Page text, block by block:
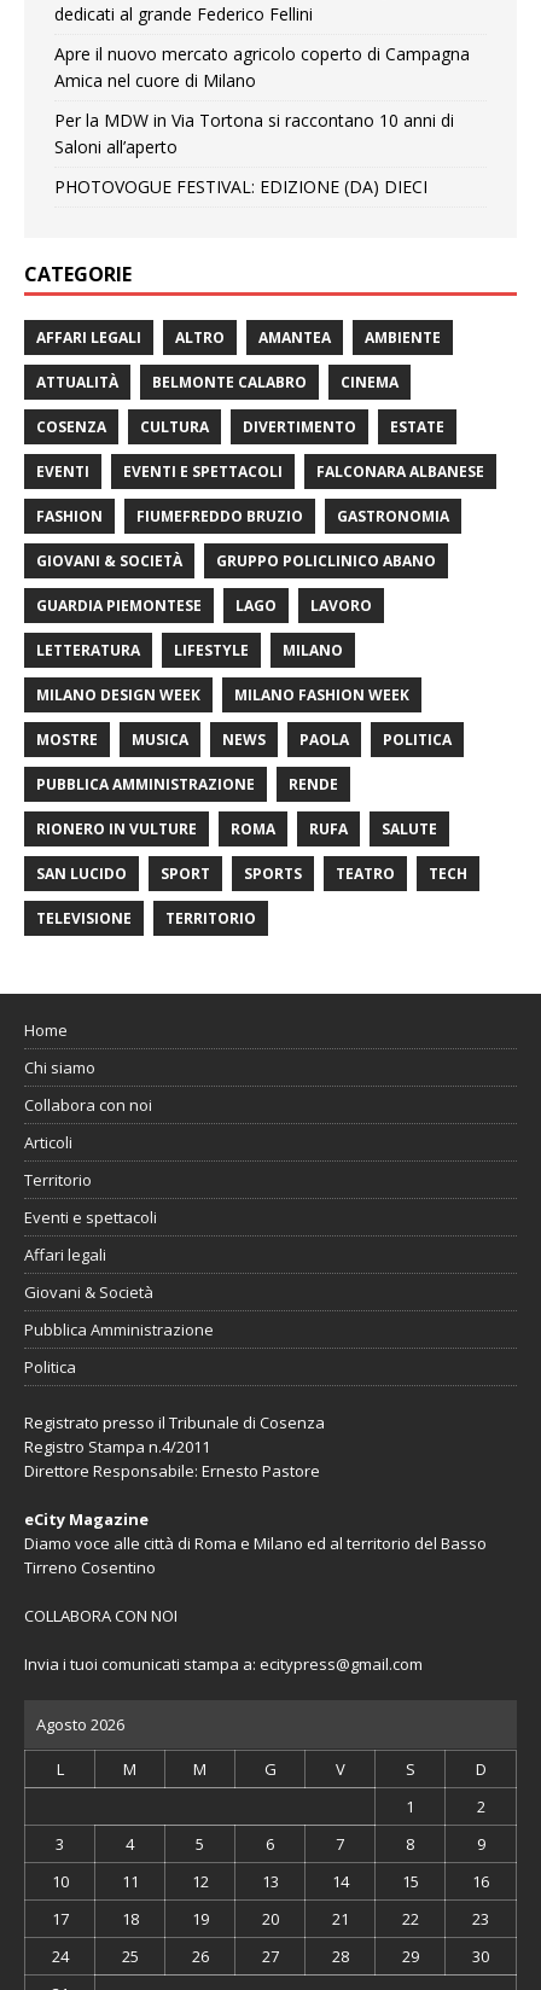
dedicati al grande Federico Fellini
Apre il nuovo mercato agricolo coperto di Campagna
Amica nel cuore di Milano
Per la MDW in Via Tortona si raccontano 10 anni di
Saloni all’aperto
PHOTOVOGUE FESTIVAL: EDIZIONE (DA) DIECI
CATEGORIE
AFFARI LEGALI ALTRO AMANTEA AMBIENTE
ATTUALITÀ BELMONTE CALABRO CINEMA
COSENZA CULTURA DIVERTIMENTO ESTATE
EVENTI EVENTI E SPETTACOLI FALCONARA ALBANESE
FASHION FIUMEFREDDO BRUZIO GASTRONOMIA
GIOVANI & SOCIETÀ GRUPPO POLICLINICO ABANO
GUARDIA PIEMONTESE LAGO LAVORO
LETTERATURA LIFESTYLE MILANO
MILANO DESIGN WEEK MILANO FASHION WEEK
MOSTRE MUSICA NEWS PAOLA POLITICA
PUBBLICA AMMINISTRAZIONE RENDE
RIONERO IN VULTURE ROMA RUFA SALUTE
SAN LUCIDO SPORT SPORTS TEATRO TECH
TELEVISIONE TERRITORIO
Home
Chi siamo
Collabora con noi
Articoli
Territorio
Eventi e spettacoli
Affari legali
Giovani & Società
Pubblica Amministrazione
Politica
Registrato presso il Tribunale di Cosenza
Registro Stampa n.4/2011
Direttore Responsabile: Ernesto Pastore
eCity Magazine
Diamo voce alle città di Roma e Milano ed al territorio del Basso
Tirreno Cosentino
COLLABORA CON NOI
Invia i tuoi comunicati stampa a: ecitypress@gmail.com
Agosto 2026
L M M G V S
D
1
2
3
4 5 6 7 8
9
10
11 12 13 14 15
16
17
18 19 20 21 22
23
24
25 26 27 28 29
30